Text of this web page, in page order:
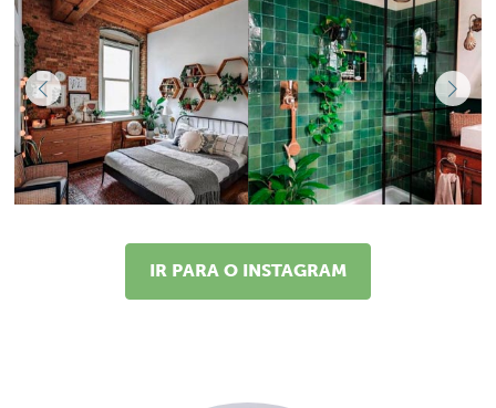
IR PARA O INSTAGRAM